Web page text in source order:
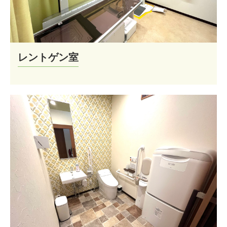
レントゲン室